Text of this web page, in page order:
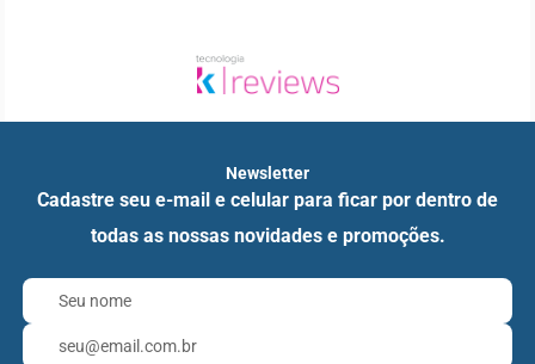
Newsletter
Cadastre seu e-mail e celular para ficar por dentro de
todas as nossas novidades e promoções.